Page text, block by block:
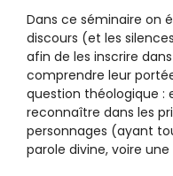
Dans ce séminaire on
discours (et les
afin de les inscrire
comprendre leur
question théologique :
reconnaître dans les
personnages (ayant
parole divine, voire une